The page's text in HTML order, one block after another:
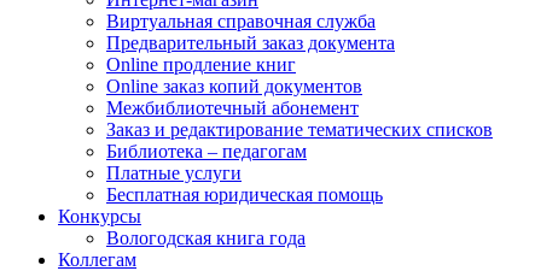
Виртуальная справочная служба
Предварительный заказ документа
Online продление книг
Online заказ копий документов
Межбиблиотечный абонемент
Заказ и редактирование тематических списков
Библиотека – педагогам
Платные услуги
Бесплатная юридическая помощь
Конкурсы
Вологодская книга года
Коллегам